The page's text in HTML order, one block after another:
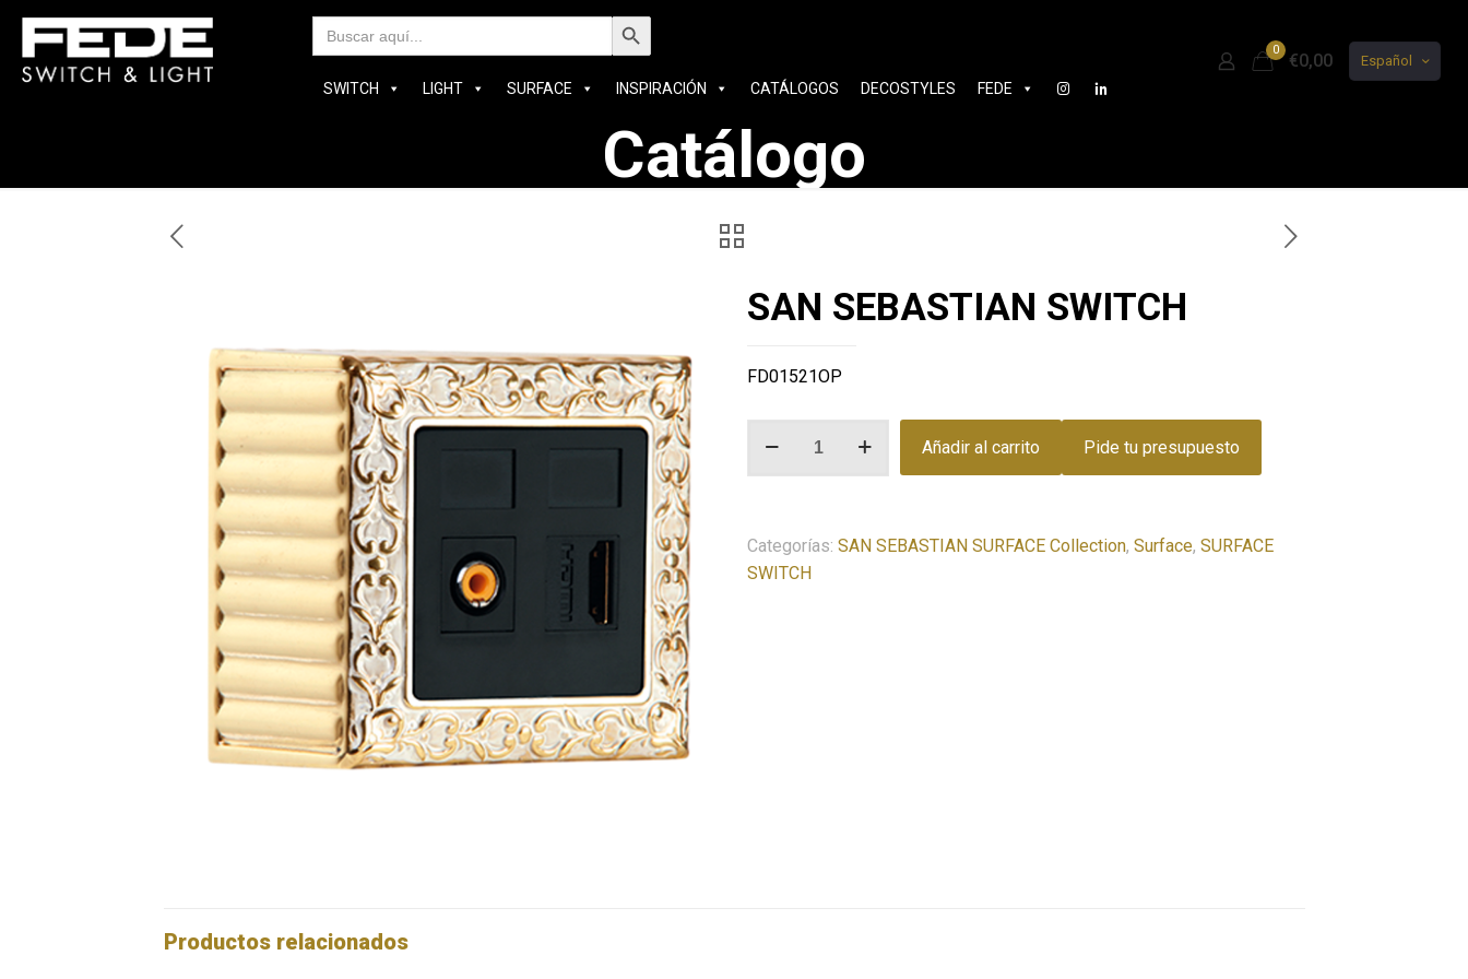
Buscar:
Botón de búsqueda
SWITCH LIGHT SURFACE INSPIRACIÓN CATÁLOGOS DECOSTYLES FEDE
0
€0,00 Español
Catálogo
SAN SEBASTIAN SWITCH
FD01521OP
SEBASTIAN
Añadir al carrito Pide tu presupuesto
Categorías: SAN SEBASTIAN SURFACE Collection, Surface, SURFACE
SWITCH
Productos relacionados